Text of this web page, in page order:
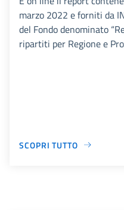
marzo 2022 e forniti da
del Fondo denominato
ripartiti per Regione e
SCOPRI TUTTO